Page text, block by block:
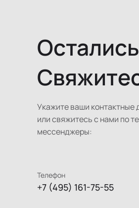
Укажите ваши
или свяжитесь с нами по
мессенджеры:
Телефон
+7 (495) 161-75-55